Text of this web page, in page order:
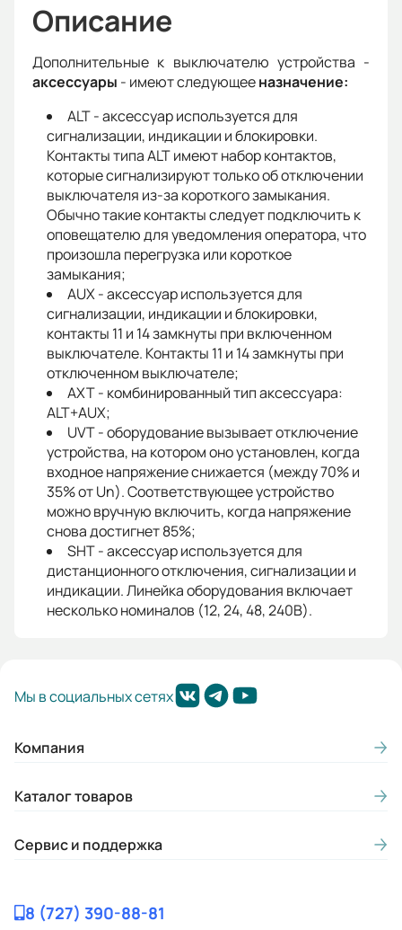
Описание
Дополнительные к выключателю устройства -
аксессуары - имеют следующееназначение:
ALT - аксессуар используется для
сигнализации, индикации и блокировки.
Контакты типа ALT имеют набор контактов,
которые сигнализируют только об отключении
выключателя из-за короткого замыкания.
Обычно такие контакты следует подключить к
оповещателю для уведомления оператора, что
произошла перегрузка или короткое
замыкания;
AUX - аксессуар используется для
сигнализации, индикации и блокировки,
контакты 11 и 14 замкнуты при включенном
выключателе. Контакты 11 и 14 замкнуты при
отключенном выключателе;
AXT - комбинированный тип аксессуара:
ALT+AUX;
UVT - оборудование вызывает отключение
устройства, на котором оно установлен, когда
входное напряжение снижается (между 70% и
35% от Un). Соответствующее устройство
можно вручную включить, когда напряжение
снова достигнет 85%;
SHT - аксессуар используется для
дистанционного отключения, сигнализации и
индикации. Линейка оборудования включает
несколько номиналов (12, 24, 48, 240В).
Мы в социальных сетях
Компания
Каталог товаров
Сервис и поддержка
8 (727) 390-88-81